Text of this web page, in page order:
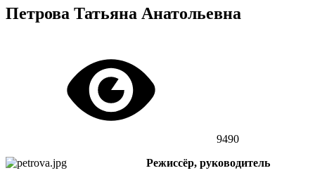
Петрова Татьяна Анатольевна
9490
Режиссёр, руководитель